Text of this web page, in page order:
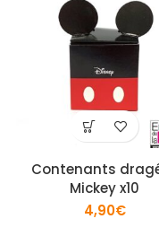
Contenants
Mickey x10
4,90€